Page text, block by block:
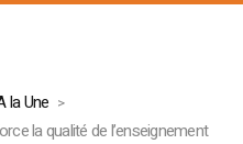
la Une
la qualité de l’enseignement